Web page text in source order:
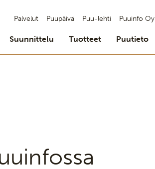
Palvelut Puupäivä Puu-lehti Puuinfo Oy
Suunnittelu Tuotteet Puutieto